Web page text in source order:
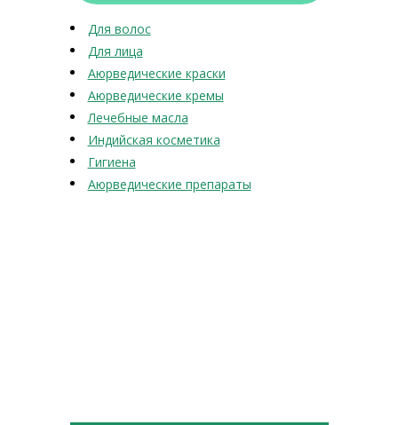
Для волос
Для лица
Аюрведические краски
Аюрведические кремы
Лечебные масла
Индийская косметика
Гигиена
Аюрведические препараты